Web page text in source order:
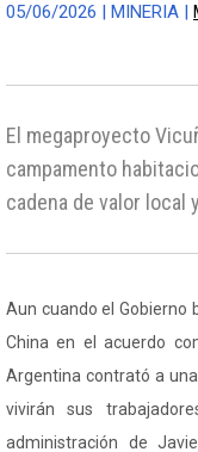
05/06/2026 | MINERIA |
El megaproyecto
campamento
cadena de valor local
Aun cuando el Gobierno
China en el acuerdo
Argentina contrató a
vivirán sus
administración de